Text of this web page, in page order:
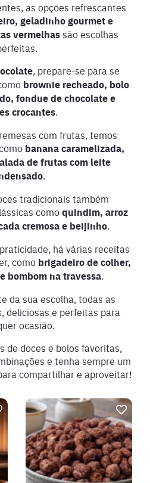
as opções refrescantes
geladinho gourmet e
vermelhassão escolhas
, prepare-se para se
brownie recheado, bolo
fondue de chocolate e
crocantes.
com frutas, temos
banana caramelizada,
de frutas com leite
.
tradicionais também
comoquindim, arroz
cremosa e beijinho.
há várias receitas
como brigadeiro de colher,
bombom na travessa.
da sua escolha, todas as
deliciosas e perfeitas para
ocasião.
de doces e bolos favoritas,
e tenha sempre um
compartilhar e aproveitar!